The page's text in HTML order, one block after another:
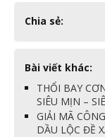
Chia sẻ:
Bài viết khác:
THỔI BAY
SIÊU MỊN –
GIẢI MÃ
DẦU LỘC ĐỀ